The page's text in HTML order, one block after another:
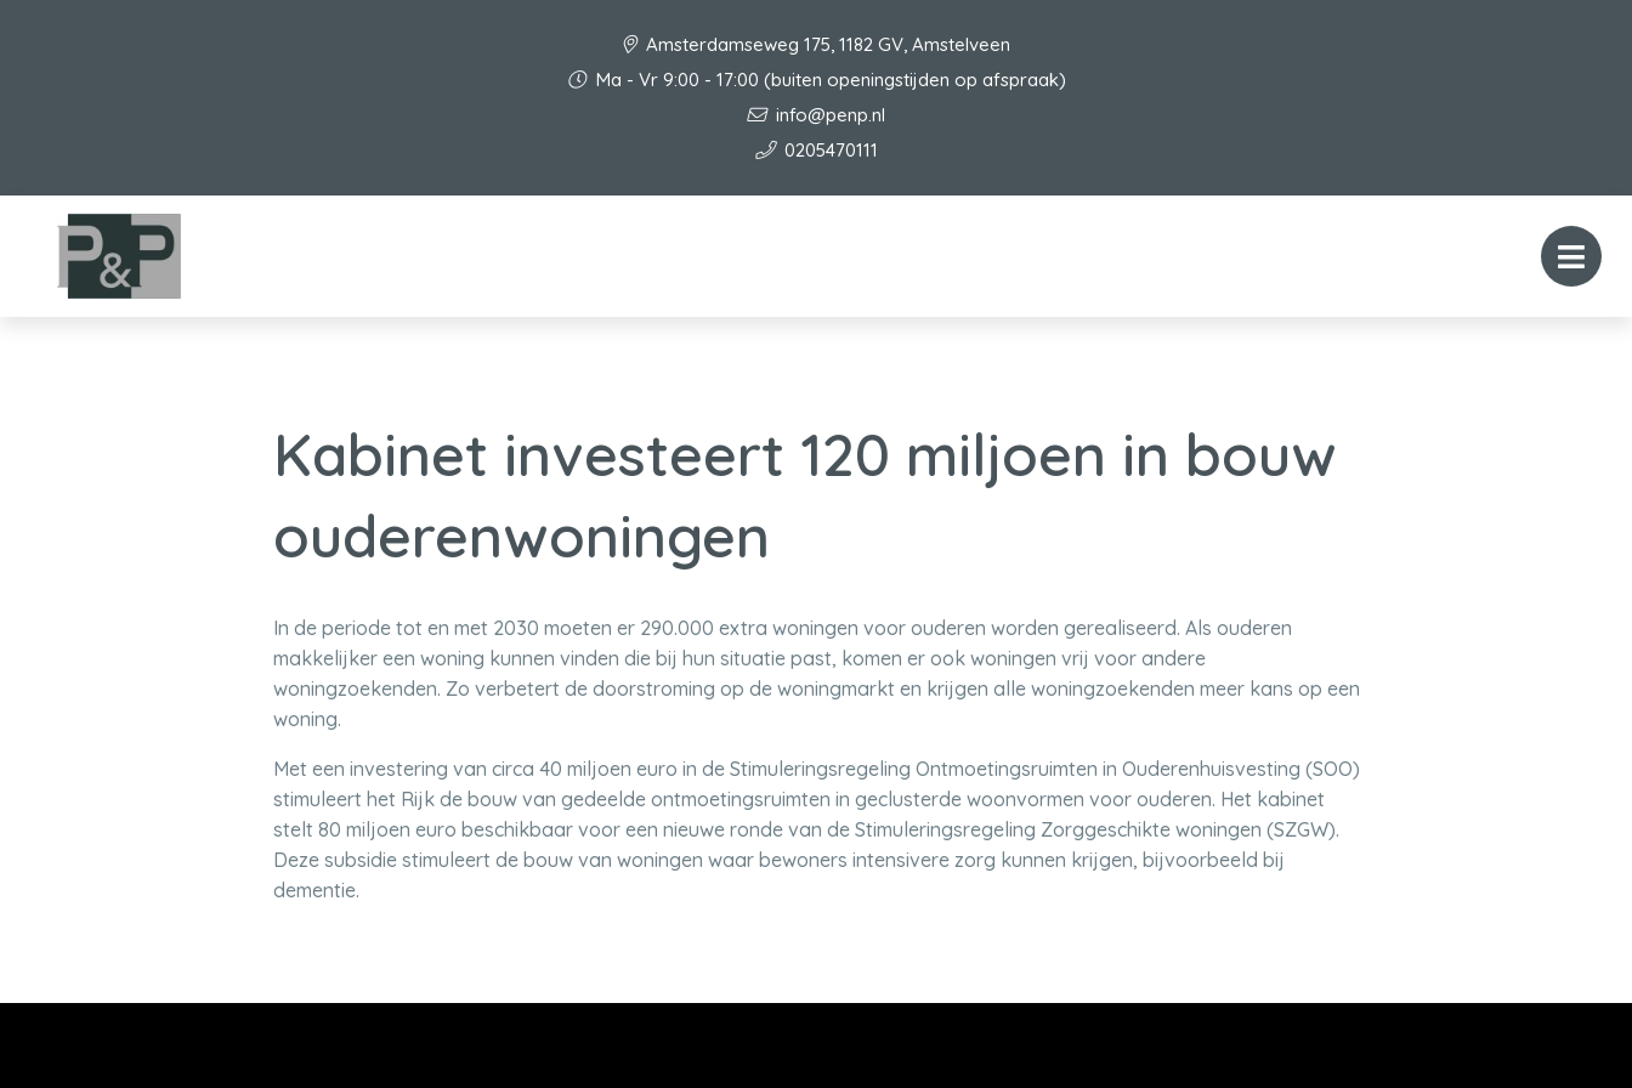
Amsterdamseweg 175, 1182 GV, Amstelveen
Ma - Vr 9:00 - 17:00 (buiten openingstijden op afspraak)
info@penp.nl
0205470111
Kabinet investeert 120 miljoen in bouw
ouderenwoningen
In de periode tot en met 2030 moeten er 290.000 extra woningen voor ouderen worden gerealiseerd. Als ouderen
makkelijker een woning kunnen vinden die bij hun situatie past, komen er ook woningen vrij voor andere
woningzoekenden. Zo verbetert de doorstroming op de woningmarkt en krijgen alle woningzoekenden meer kans op een
woning.
Met een investering van circa 40 miljoen euro in de Stimuleringsregeling Ontmoetingsruimten in Ouderenhuisvesting (SOO)
stimuleert het Rijk de bouw van gedeelde ontmoetingsruimten in geclusterde woonvormen voor ouderen. Het kabinet
stelt 80 miljoen euro beschikbaar voor een nieuwe ronde van de Stimuleringsregeling Zorggeschikte woningen (SZGW).
Deze subsidie stimuleert de bouw van woningen waar bewoners intensivere zorg kunnen krijgen, bijvoorbeeld bij
dementie.